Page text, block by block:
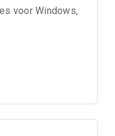
voor Windows,